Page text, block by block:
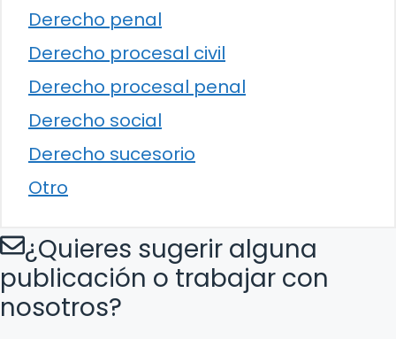
Derecho penal
Derecho procesal civil
Derecho procesal penal
Derecho social
Derecho sucesorio
Otro
¿Quieres sugerir alguna
publicación o trabajar con
nosotros?